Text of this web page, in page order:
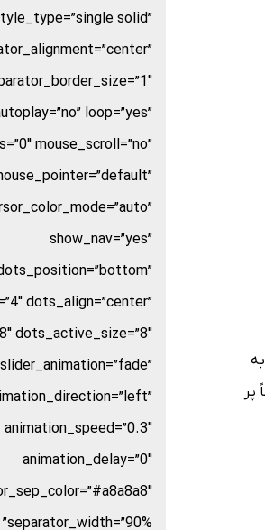
پر
solid”
loop=”yes”
mouse_scroll=”no”
show_nav=”yes”
dots_align=”center”
dots_active_size=”8″
slider_animation=”fade”
animation_speed=”0.3″
animation_delay=”0″
separator_width=”90%” /]